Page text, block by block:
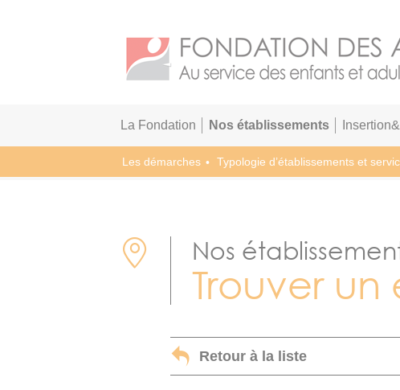
La Fondation Nos établissements
Les démarches Typologie d’établissements et
Nos
Trouver
Retour à la liste